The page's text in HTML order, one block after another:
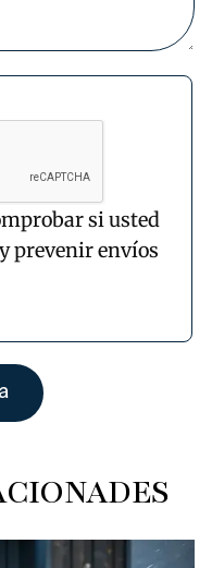
si usted
prevenir envíos